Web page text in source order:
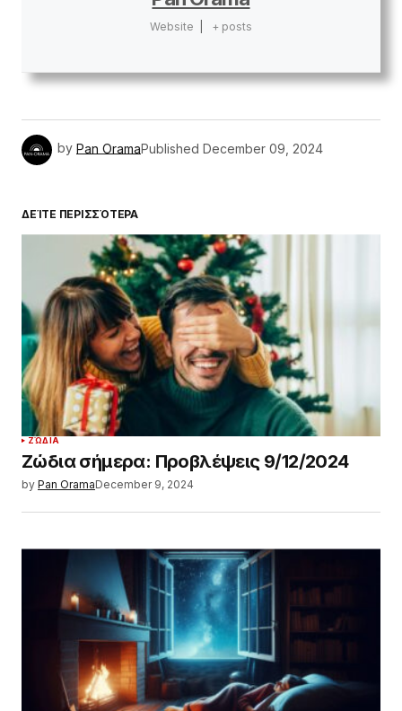
Website + posts
by Pan OramaPublished December 09, 2024
ΔΕΊΤΕ ΠΕΡΙΣΣΌΤΕΡΑ
ΖΏΔΙΑ
Ζώδια σήμερα: Προβλέψεις 9/12/2024
by Pan OramaDecember 9, 2024